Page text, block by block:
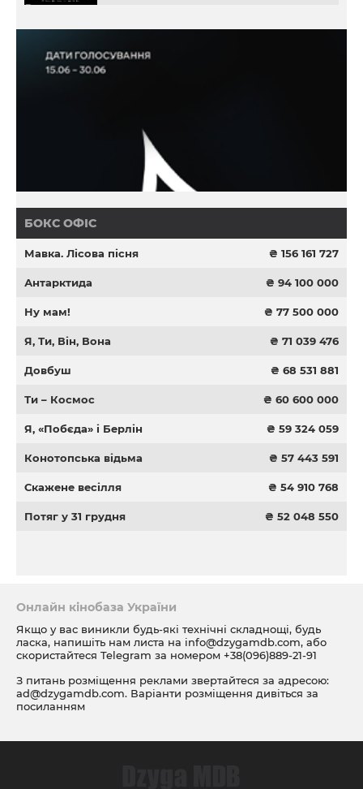
БОКС ОФІС
Мавка. Лісова пісня ₴ 156 161 727
Антарктида ₴ 94 100 000
Ну мам! ₴ 77 500 000
Я, Ти, Він, Вона ₴ 71 039 476
Довбуш ₴ 68 531 881
Ти – Космос ₴ 60 600 000
Я, «Побєда» і Берлін ₴ 59 324 059
Конотопська відьма ₴ 57 443 591
Скажене весілля ₴ 54 910 768
Потяг у 31 грудня ₴ 52 048 550
Онлайн кінобаза України
Якщо у вас виникли будь-які технічні складнощі, будь
ласка, напишіть нам листа на info@dzygamdb.com, або
скористайтеся Telegram за номером +38(096)889-21-91
З питань розміщення реклами звертайтеся за адресою:
ad@dzygamdb.com. Варіанти розміщення дивіться за
посиланням